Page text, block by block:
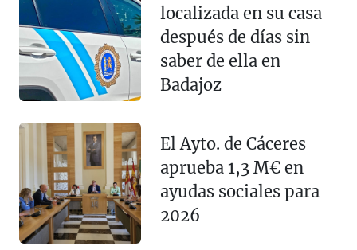
localizada en su casa
después de días sin
saber de ella en
Badajoz
El Ayto. de Cáceres
aprueba 1,3 M€ en
ayudas sociales para
2026